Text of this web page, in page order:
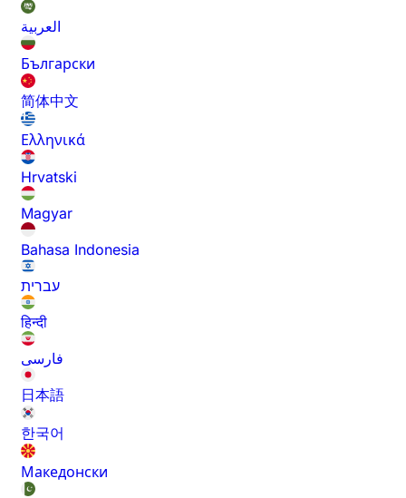
العربية
Български
简体中文
Ελληνικά
Hrvatski
Magyar
Bahasa Indonesia
עברית
हिन्दी
فارسی
日本語
한국어
Македонски